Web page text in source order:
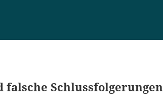
falsche Schlussfolgerungen